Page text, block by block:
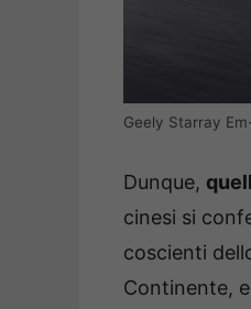
Geely Starray
Dunque,
cinesi si
coscienti
Continente,